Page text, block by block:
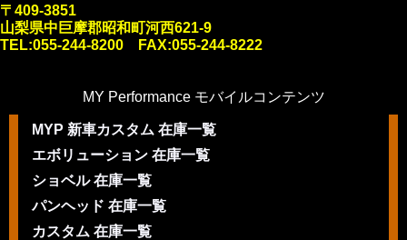
〒409-3851
山梨県中巨摩郡昭和町河西621-9
TEL:055-244-8200 FAX:055-244-8222
MY Performance モバイルコンテンツ
MYP 新車カスタム 在庫一覧
エボリューション 在庫一覧
ショベル 在庫一覧
パンヘッド 在庫一覧
カスタム 在庫一覧